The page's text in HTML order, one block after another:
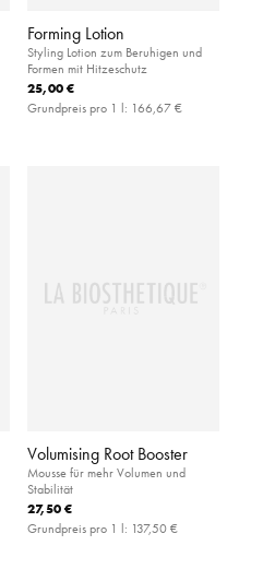
Forming Lotion
Styling Lotion zum Beruhigen und
Formen mit Hitzeschutz
25,00 €
Grundpreis pro 1 l: 166,67 €
Volumising Root Booster
Mousse für mehr Volumen und
Stabilität
27,50 €
Grundpreis pro 1 l: 137,50 €